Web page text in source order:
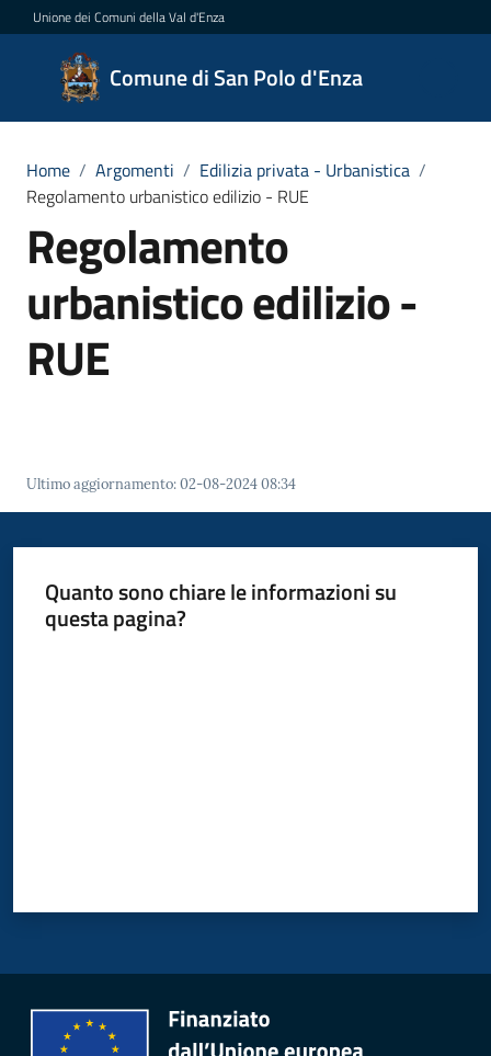
Vai al contenuto
Vai alla navigazione
Vai al footer
Unione dei Comuni della Val d'Enza
Comune di San Polo d'Enza
Comune
di San
d'Enza
Amministrazione
San
argomenti
Menu selezionato
Home / Argomenti / Edilizia privata - Urbanistica /
Regolamento urbanistico edilizio - RUE
Regolamento
urbanistico edilizio -
RUE
Ultimo aggiornamento:02-08-2024 08:34
Quanto sono chiare le informazioni su
questa pagina?